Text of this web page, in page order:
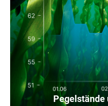
Pegelstände